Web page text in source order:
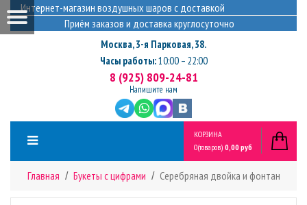
Интернет-магазин воздушных шаров с доставкой
Приём заказов и доставка круглосуточно
Москва,3-я Парковая, 38.
Часы работы:10:00 – 22:00
8 (925) 809-24-81
Напишите нам
КОРЗИНА
0(товаров) 0,00 руб
Главная Букеты с цифрами Серебряная двойка и фонтан